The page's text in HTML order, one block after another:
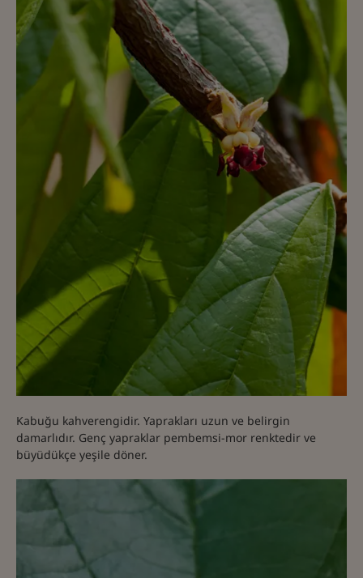
Kabuğu kahverengidir. Yaprakları uzun ve belirgin
damarlıdır. Genç yapraklar pembemsi-mor renktedir ve
büyüdükçe yeşile döner.